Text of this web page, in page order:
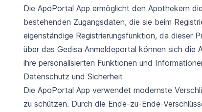
Die ApoPortal App ermöglicht den Apothekern
bestehenden Zugangsdaten, die sie beim
eigenständige Registrierungsfunktion, da dieser
über das Gedisa Anmeldeportal können sich die
ihre personalisierten Funktionen und
Datenschutz und Sicherheit
Die ApoPortal App verwendet modernste
zu schützen. Durch die Ende-zu-Ende-